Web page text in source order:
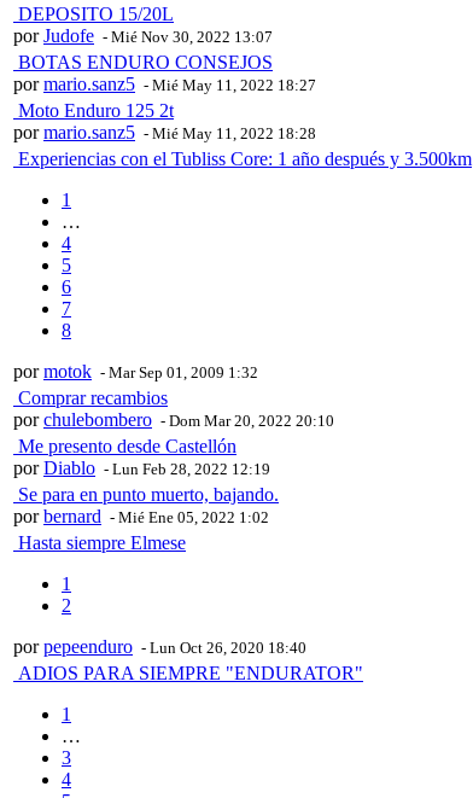
DEPOSITO 15/20L
porJudofe - Mié Nov 30, 2022 13:07
BOTAS ENDURO CONSEJOS
pormario.sanz5 - Mié May 11, 2022 18:27
Moto Enduro 125 2t
pormario.sanz5 - Mié May 11, 2022 18:28
Experiencias con el Tubliss Core: 1 año después y 3.500km
1
…
4
5
6
7
8
pormotok - Mar Sep 01, 2009 1:32
Comprar recambios
porchulebombero - Dom Mar 20, 2022 20:10
Me presento desde Castellón
porDiablo - Lun Feb 28, 2022 12:19
Se para en punto muerto, bajando.
porbernard - Mié Ene 05, 2022 1:02
Hasta siempre Elmese
1
2
porpepeenduro - Lun Oct 26, 2020 18:40
ADIOS PARA SIEMPRE "ENDURATOR"
1
…
3
4